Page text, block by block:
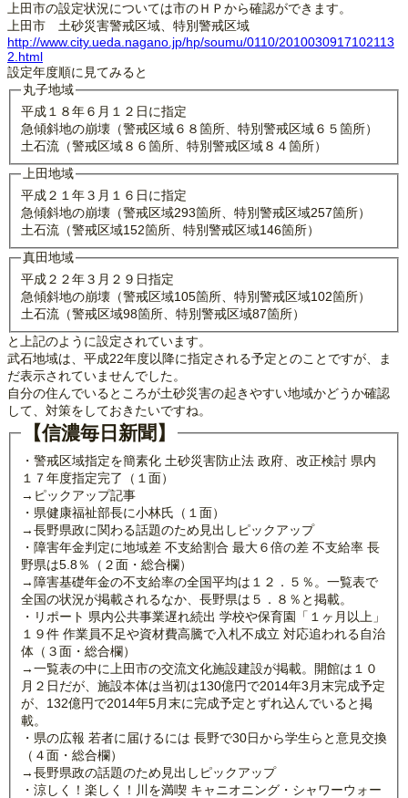
上田市の設定状況については市のＨＰから確認ができます。
上田市 土砂災害警戒区域、特別警戒区域
http://www.city.ueda.nagano.jp/hp/soumu/0110/2010030917102113
2.html
設定年度順に見てみると
丸子地域
平成１８年６月１２日に指定
急傾斜地の崩壊（警戒区域６８箇所、特別警戒区域６５箇所）
土石流（警戒区域８６箇所、特別警戒区域８４箇所）
上田地域
平成２１年３月１６日に指定
急傾斜地の崩壊（警戒区域293箇所、特別警戒区域257箇所）
土石流（警戒区域152箇所、特別警戒区域146箇所）
真田地域
平成２２年３月２９日指定
急傾斜地の崩壊（警戒区域105箇所、特別警戒区域102箇所）
土石流（警戒区域98箇所、特別警戒区域87箇所）
と上記のように設定されています。
武石地域は、平成22年度以降に指定される予定とのことですが、ま
だ表示されていませんでした。
自分の住んでいるところが土砂災害の起きやすい地域かどうか確認
して、対策をしておきたいですね。
【信濃毎日新聞】
・警戒区域指定を簡素化 土砂災害防止法 政府、改正検討 県内
１７年度指定完了（１面）
→ピックアップ記事
・県健康福祉部長に小林氏（１面）
→長野県政に関わる話題のため見出しピックアップ
・障害年金判定に地域差 不支給割合 最大６倍の差 不支給率 長
野県は5.8％（２面・総合欄）
→障害基礎年金の不支給率の全国平均は１２．５％。一覧表で
全国の状況が掲載されるなか、長野県は５．８％と掲載。
・リポート 県内公共事業遅れ続出 学校や保育園「１ヶ月以上」
１９件 作業員不足や資材費高騰で入札不成立 対応追われる自治
体（３面・総合欄）
→一覧表の中に上田市の交流文化施設建設が掲載。開館は１０
月２日だが、施設本体は当初は130億円で2014年3月末完成予定
が、132億円で2014年5月末に完成予定とずれ込んでいると掲
載。
・県の広報 若者に届けるには 長野で30日から学生らと意見交換
（４面・総合欄）
→長野県政の話題のため見出しピックアップ
・涼しく！楽しく！川を満喫 キャニオニング・シャワーウォー